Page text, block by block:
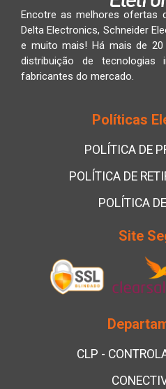
Encotre as melhores ofertas
Delta Electronics, Schneider
e muito mais! Há mais de
distribuição de tecnologias
fabricantes do mercado.
Políticas
POLÍTICA DE
POLÍTICA DE
POLÍTICA
Site
CLP -